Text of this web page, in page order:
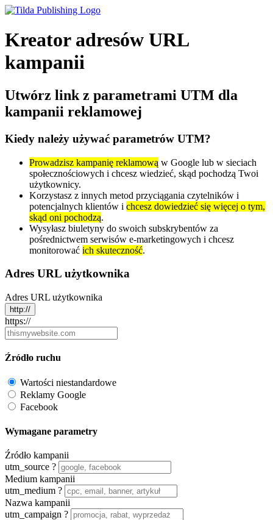
Kreator adresów URL
kampanii
Utwórz link z parametrami UTM dla
kampanii reklamowej
Kiedy należy używać parametrów UTM?
Prowadzisz kampanię reklamową w Google lub w sieciach
społecznościowych i chcesz wiedzieć, skąd pochodzą Twoi
użytkownicy.
Korzystasz z innych metod przyciągania czytelników i
potencjalnych klientów i chcesz dowiedzieć się więcej o tym,
skąd oni pochodzą.
Wysyłasz biuletyny do swoich subskrybentów za
pośrednictwem serwisów e-marketingowych i chcesz
monitorować ich skuteczność.
Adres URL użytkownika
Adres URL użytkownika
http://
https://
Źródło ruchu
Wartości niestandardowe
Reklamy Google
Facebook
Wymagane parametry
Źródło kampanii
utm_source ?
Medium kampanii
utm_medium ?
Nazwa kampanii
utm_campaign ?